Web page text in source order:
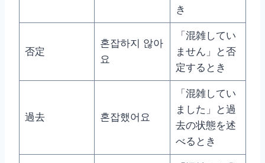
き
否定
혼잡하지 않아
요
「混雑してい
ません」と否
定するとき
過去 혼잡했어요
「混雑してい
ました」と過
去の状態を述
べるとき